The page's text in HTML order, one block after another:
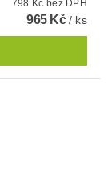
798 Kč bez DPH
965 Kč/ ks